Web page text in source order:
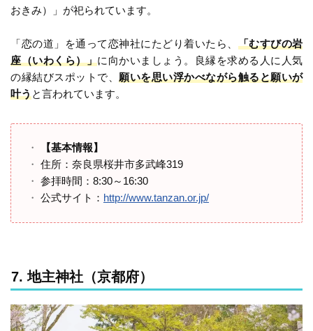
おきみ）」が祀られています。
「恋の道」を通って恋神社にたどり着いたら、 「むすびの岩
座（いわくら）」に向かいましょう。良縁を求める人に人気
の縁結びスポットで、 願いを思い浮かべながら触ると願いが
叶うと言われています。
【基本情報】
住所：奈良県桜井市多武峰319
参拝時間：8:30～16:30
公式サイト： http://www.tanzan.or.jp/
7. 地主神社（京都府）